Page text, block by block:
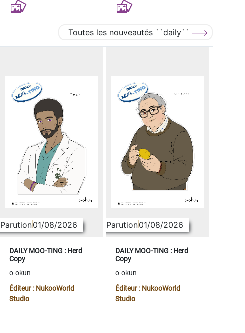
Toutes les nouveautés ``daily``
Parution01/08/2026
DAILY MOO-TING : Herd
Copy
o-okun
Éditeur : NukooWorld
Studio
Parution01/08/2026
DAILY MOO-TING : Herd
Copy
o-okun
Éditeur : NukooWorld
Studio